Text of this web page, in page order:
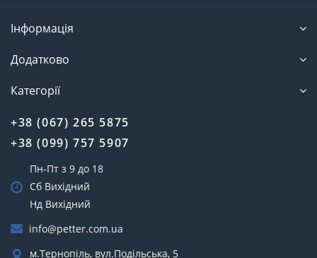
Інформація
Додатково
Категорії
+38 (067) 265 5875
+38 (099) 757 5907
Пн-Пт з 9 до 18
Сб Вихідний
Нд Вихідний
info@petter.com.ua
м.Тернопіль, вул.Подільська, 5